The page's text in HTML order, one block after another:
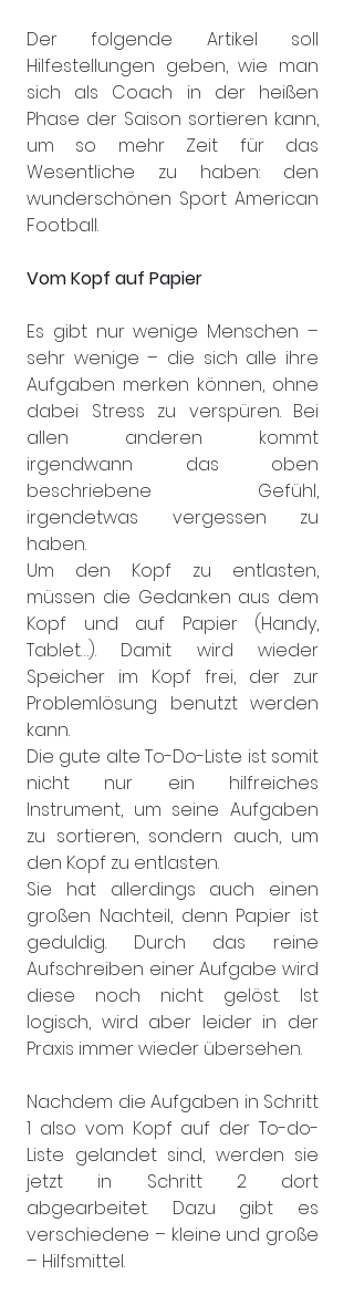
Der folgende Artikel soll
Hilfestellungen geben, wie man
sich als Coach in der heißen
Phase der Saison sortieren kann,
um so mehr Zeit für das
Wesentliche zu haben: den
wunderschönen Sport American
Football.
Vom Kopf auf Papier
Es gibt nur wenige Menschen –
sehr wenige – die sich alle ihre
Aufgaben merken können, ohne
dabei Stress zu verspüren. Bei
allen anderen kommt
irgendwann das oben
beschriebene Gefühl,
irgendetwas vergessen zu
haben.
Um den Kopf zu entlasten,
müssen die Gedanken aus dem
Kopf und auf Papier (Handy,
Tablet…). Damit wird wieder
Speicher im Kopf frei, der zur
Problemlösung benutzt werden
kann.
Die gute alte To-Do-Liste ist somit
nicht nur ein hilfreiches
Instrument, um seine Aufgaben
zu sortieren, sondern auch, um
den Kopf zu entlasten.
Sie hat allerdings auch einen
großen Nachteil, denn Papier ist
geduldig. Durch das reine
Aufschreiben einer Aufgabe wird
diese noch nicht gelöst. Ist
logisch, wird aber leider in der
Praxis immer wieder übersehen.
Nachdem die Aufgaben in Schritt
1 also vom Kopf auf der To-do-
Liste gelandet sind, werden sie
jetzt in Schritt 2 dort
abgearbeitet. Dazu gibt es
verschiedene – kleine und große
– Hilfsmittel.